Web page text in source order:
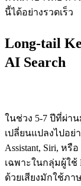
นี้ได้อย่างรวดเร็ว
Long-tail
AI Search
ในช่วง 5-7 ปีที่ผ่า
เปลี่ยนแปลงไปอย่
Assistant, Siri, ห
เฉพาะในกลุ่มผู้ใ
ด้วยเสียงมักใช้ภา